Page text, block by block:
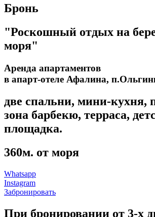
Бронь
"Роскошный отдых на
моря"
Аренда апартаментов
в апарт-отеле Афалина,
две спальни, мини-кухня,
зона барбекю, терраса,
площадка.
360м. от моря
Whatsapp
Instagram
Забронировать
При бронировании от 3-х